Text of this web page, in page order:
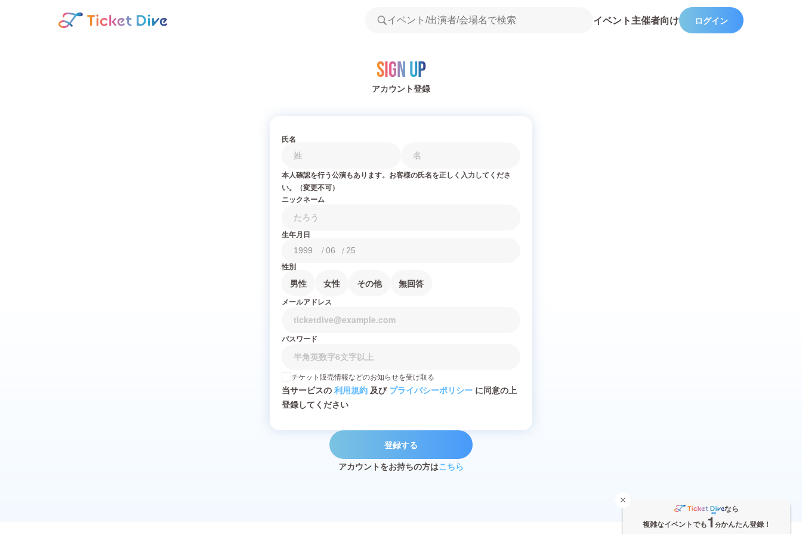
イベント主催者向け ログイン
Sign Up
アカウント登録
氏名
本人確認を行う公演もあります。お客様の氏名を正しく入力してくださ
い。（変更不可）
ニックネーム
生年月日
/ /
性別
男性 女性 その他 無回答
メールアドレス
パスワード
チケット販売情報などのお知らせを受け取る
当サービスの 利用規約 及び プライバシーポリシー に同意の上
登録してください
登録する
アカウントをお持ちの方はこちら
なら
複雑なイベントでも1 分かんたん登録！